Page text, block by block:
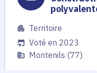
Territoire
Voté en 2023
Montenils (77)